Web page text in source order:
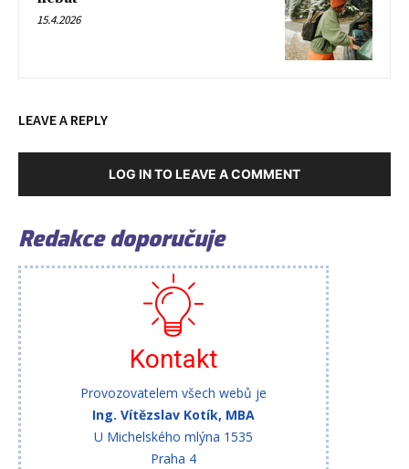
15.4.2026
LEAVE A REPLY
LOG IN TO LEAVE A COMMENT
Redakce doporučuje
Kontakt
Provozovatelem všech webů je
Ing. Vítězslav Kotík, MBA
U Michelského mlýna 1535
Praha 4